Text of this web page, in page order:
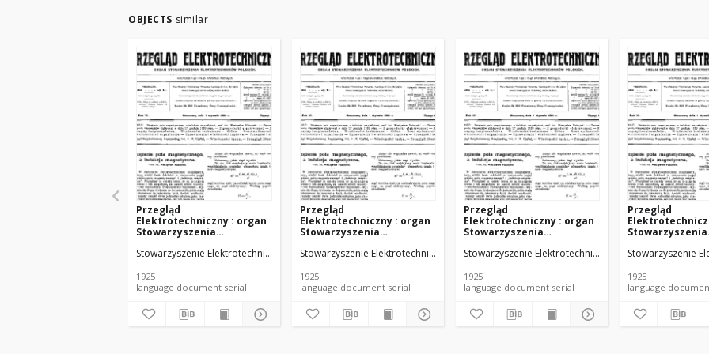
OBJECTS similar
Przegląd
Elektrotechniczny : organ
Stowarzyszenia
R. VII z. 22 (1925)
Stowarzyszenie Elektrotechników Polskich.
1925
language document serial
Przegląd
Elektrotechniczny : organ
Stowarzyszenia
R. VII z. 23 (1925)
Stowarzyszenie Elektrotechników Polskich.
1925
language document serial
Przegląd
Elektrotechniczny : organ
Stowarzyszenia
R. VII z. 19 (1925)
Stowarzyszenie Elektrotechników Polskich.
1925
language document serial
Przegląd
Stowarzyszenia
R. VII z. 20 (1925)
Stowarzyszenie
1925